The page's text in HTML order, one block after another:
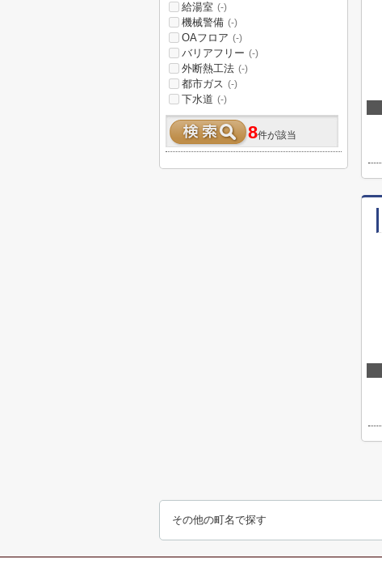
給湯室 (-)
機械警備 (-)
OAフロア (-)
バリアフリー (-)
外断熱工法 (-)
都市ガス (-)
下水道 (-)
8件が該当
その他の町名で探す